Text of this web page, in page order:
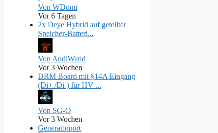
Von WDomi
Vor 6 Tagen
2x Deye Hybrid auf geteilter
Speicher-Batteri...
Von AndiWand
Vor 3 Wochen
DRM Board mit §14A Eingang
(Di+ /Di-) für HV ...
Von SG-O
Vor 3 Wochen
Generatorport